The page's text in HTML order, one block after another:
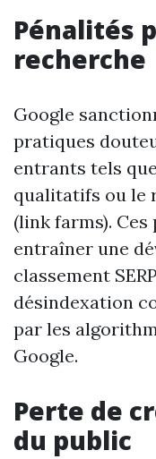
Pénalités
recherche
Google
pratiques
entrants tels
qualitatifs ou le
(link farms).
entraîner une
classement
désindexation
par les
Google.
Perte de
du public